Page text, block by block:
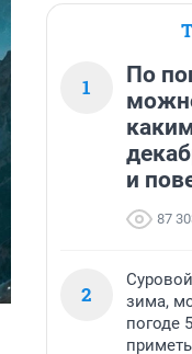
1
По
и
87
2
зима,
погоде